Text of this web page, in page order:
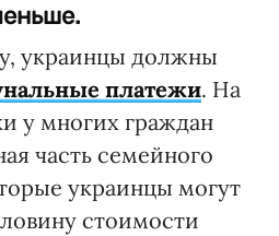
украинцы должны
платежи. На
у многих граждан
часть семейного
украинцы могут
стоимости